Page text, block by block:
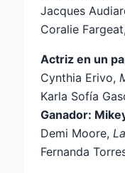
Jacques
Coralie Fargeat,
Actriz en un
Cynthia Erivo,
Karla Sofía
Ganador:
Demi Moore,
Fernanda